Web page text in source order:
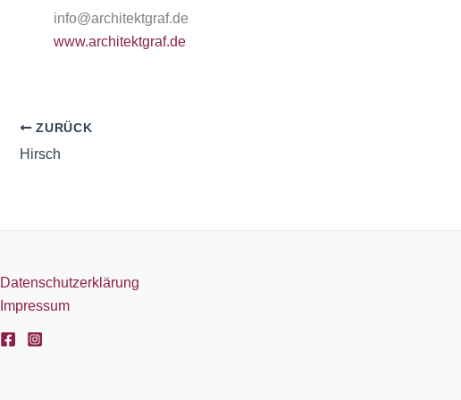
info@architektgraf.de
www.architektgraf.de
ZURÜCK
Hirsch
Datenschutzerklärung
Impressum